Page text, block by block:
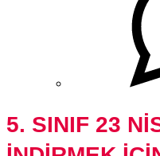
5. SINIF 23